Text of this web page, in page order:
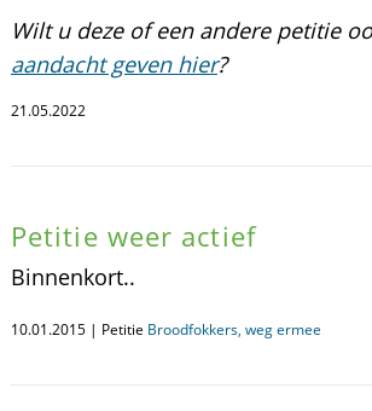
Wilt u deze of een andere petitie
aandacht geven hier?
21.05.2022
Petitie weer actief
Binnenkort..
10.01.2015 | Petitie Broodfokkers, weg ermee